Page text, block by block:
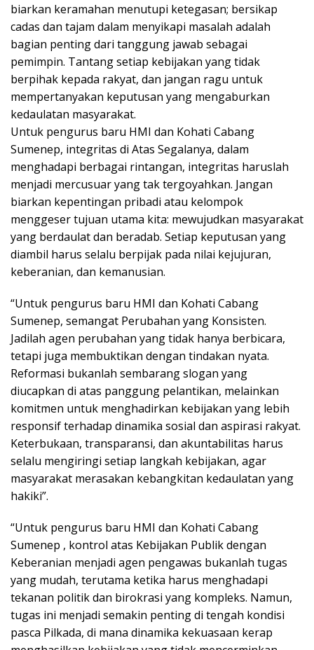
biarkan keramahan menutupi ketegasan; bersikap
cadas dan tajam dalam menyikapi masalah adalah
bagian penting dari tanggung jawab sebagai
pemimpin. Tantang setiap kebijakan yang tidak
berpihak kepada rakyat, dan jangan ragu untuk
mempertanyakan keputusan yang mengaburkan
kedaulatan masyarakat.
Untuk pengurus baru HMI dan Kohati Cabang
Sumenep, integritas di Atas Segalanya, dalam
menghadapi berbagai rintangan, integritas haruslah
menjadi mercusuar yang tak tergoyahkan. Jangan
biarkan kepentingan pribadi atau kelompok
menggeser tujuan utama kita: mewujudkan masyarakat
yang berdaulat dan beradab. Setiap keputusan yang
diambil harus selalu berpijak pada nilai kejujuran,
keberanian, dan kemanusian.
“Untuk pengurus baru HMI dan Kohati Cabang
Sumenep, semangat Perubahan yang Konsisten.
Jadilah agen perubahan yang tidak hanya berbicara,
tetapi juga membuktikan dengan tindakan nyata.
Reformasi bukanlah sembarang slogan yang
diucapkan di atas panggung pelantikan, melainkan
komitmen untuk menghadirkan kebijakan yang lebih
responsif terhadap dinamika sosial dan aspirasi rakyat.
Keterbukaan, transparansi, dan akuntabilitas harus
selalu mengiringi setiap langkah kebijakan, agar
masyarakat merasakan kebangkitan kedaulatan yang
hakiki”.
“Untuk pengurus baru HMI dan Kohati Cabang
Sumenep , kontrol atas Kebijakan Publik dengan
Keberanian menjadi agen pengawas bukanlah tugas
yang mudah, terutama ketika harus menghadapi
tekanan politik dan birokrasi yang kompleks. Namun,
tugas ini menjadi semakin penting di tengah kondisi
pasca Pilkada, di mana dinamika kekuasaan kerap